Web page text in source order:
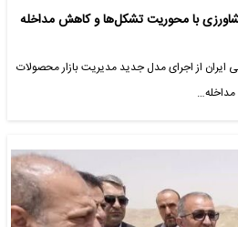
با محوریت تشکل‌ها و کاهش مداخله
ایران از اجرای مدل جدید مدیریت بازار محصولات